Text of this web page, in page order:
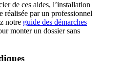
de ces aides, l’installation
réalisée par un professionnel
notre guide des démarches
monter un dossier sans